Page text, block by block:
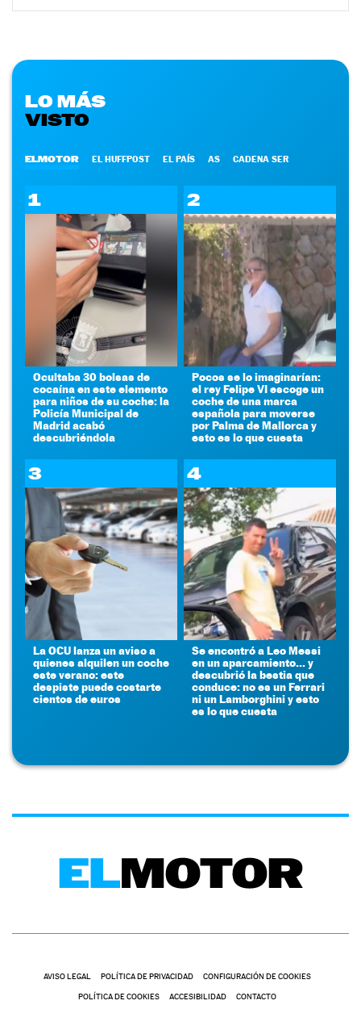
LO MÁS
VISTO
ELMOTOR EL HUFFPOST EL PAÍS AS CADENA SER
1
Ocultaba 30 bolsas de
cocaína en este elemento
para niños de su coche: la
Policía Municipal de
Madrid acabó
descubriéndola
2
Pocos se lo imaginarían:
el rey Felipe VI escoge un
coche de una marca
española para moverse
por Palma de Mallorca y
esto es lo que cuesta
3
La OCU lanza un aviso a
quienes alquilen un coche
este verano: este
despiste puede costarte
cientos de euros
4
Se encontró a Leo Messi
en un aparcamiento... y
descubrió la bestia que
conduce: no es un Ferrari
ni un Lamborghini y esto
es lo que cuesta
AVISO LEGAL POLÍTICA DE PRIVACIDAD CONFIGURACIÓN DE COOKIES
POLÍTICA DE COOKIES ACCESIBILIDAD CONTACTO